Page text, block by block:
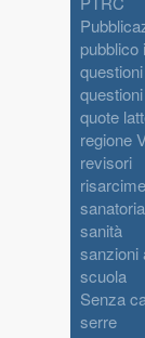
pubblico
quote
regione
revisori
sanità
sanzioni
scuola
Senza
serre